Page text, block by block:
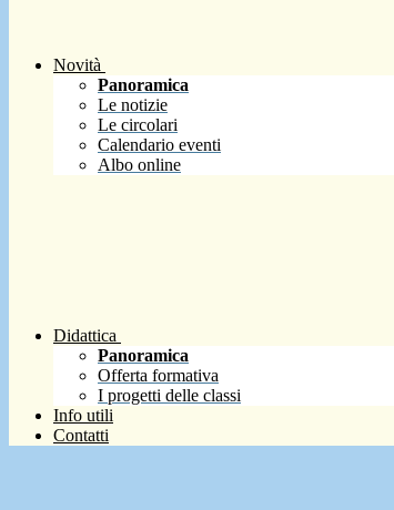
Novità
Panoramica
Le notizie
Le circolari
Calendario eventi
Albo online
Didattica
Panoramica
Offerta formativa
I progetti delle classi
Info utili
Contatti